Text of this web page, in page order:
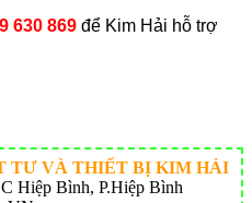
630 869 để Kim Hải hỗ trợ
TƯ VÀ THIẾT BỊ KIM HẢI
Hiệp Bình, P.Hiệp Bình